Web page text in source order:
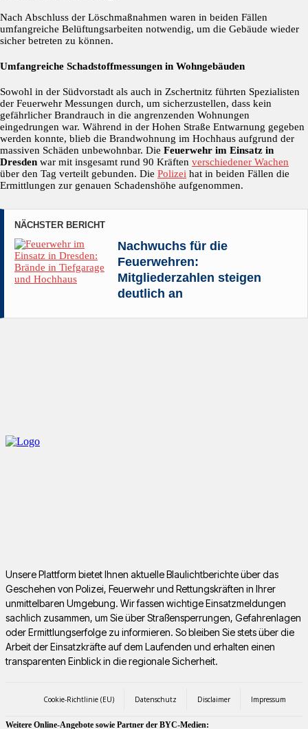
Nach Abschluss der Löschmaßnahmen waren in beiden Fällen
umfangreiche Belüftungsarbeiten notwendig, um die Gebäude wieder
sicher betreten zu können.
Umfangreiche Schadstoffmessungen in Wohngebäuden
Sowohl in der Südvorstadt als auch in Zschertnitz führten Spezialisten
der Feuerwehr Messungen durch, um sicherzustellen, dass kein
gefährlicher Brandrauch in die angrenzenden Wohnungen
eingedrungen war. Während in der Hohen Straße Entwarnung gegeben
werden konnte, blieb die Brandwohnung im Hochhaus aufgrund der
massiven Schäden unbewohnbar. Die Feuerwehr im Einsatz in
Dresden war mit insgesamt rund 90 Kräften verschiedener Wachen
über den Tag verteilt gebunden. Die Polizei hat in beiden Fällen die
Ermittlungen zur genauen Schadenshöhe aufgenommen.
NÄCHSTER BERICHT
Nachwuchs für die
Feuerwehren:
Mitgliederzahlen steigen
deutlich an
Unsere Plattform bietet Ihnen aktuelle Blaulichtberichte über das
Geschehen von Polizei, Feuerwehr und Rettungskräften in Ihrer
unmittelbaren Umgebung. Wir fassen wichtige Einsatzmeldungen
sachlich zusammen, um Sie über Straßensperrungen, Gefahrenlagen
oder Ermittlungserfolge zu informieren. So bleiben Sie stets über die
Arbeit der Einsatzkräfte auf dem Laufenden und erhalten einen
transparenten Einblick in die regionale Sicherheit.
Cookie-Richtlinie (EU) Datenschutz Disclaimer Impressum
Weitere Online-Angebote sowie Partner der BYC-Medien: